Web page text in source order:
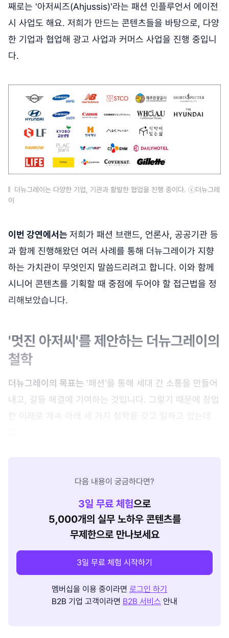
째로는 '아저씨즈(Ahjussis)'라는 패션 인플루언서 에이전
시 사업도 해요. 저희가 만드는 콘텐츠들을 바탕으로, 다양
한 기업과 협업해 광고 사업과 커머스 사업을 진행 중입니
다.
더뉴그레이는 다양한 기업, 기관과 활발한 협업을 진행 중이다. ⓒ더뉴그레
이
이번 강연에서는 저희가 패션 브랜드, 언론사, 공공기관 등
과 함께 진행해왔던 여러 사례를 통해 더뉴그레이가 지향
하는 가치관이 무엇인지 말씀드리려고 합니다. 이와 함께
시니어 콘텐츠를 기획할 때 중점에 두어야 할 접근법을 정
리해보았습니다.
'멋진 아저씨'를 제안하는 더뉴그레이의
철학
더뉴그레이의 목표는 '패션'을 통해 세대 간 소통을 만들어
내고, 갈등 해결에 기여하는 것입니다. 그렇기 때문에 창업
한 이래로 계속 아래 세 가지 철학을 갖고 일하고 있는데
다음 내용이 궁금하다면?
3일 무료 체험으로
5,000개의 실무 노하우 콘텐츠를
무제한으로 만나보세요
3일 무료 체험 시작하기
멤버십을 이용 중이라면 로그인 하기
B2B 기업 고객이라면 B2B 서비스 안내